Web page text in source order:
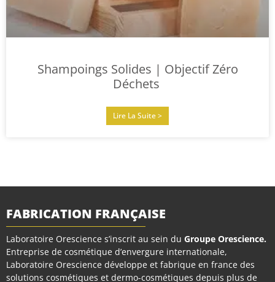
Shampoings Solides | Objectif Zéro
Déchets
Lire La Suite >
FABRICATION FRANÇAISE
Laboratoire Orescience s’inscrit au sein du Groupe Orescience.
Entreprise de cosmétique d’envergure internationale,
Laboratoire Orescience développe et fabrique en france des
solutions cosmétiques et dermo-cosmétiques depuis plus de